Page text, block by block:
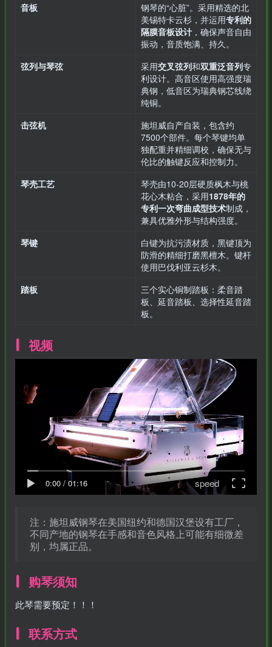
widgets-
雅马
檀木黑
三角钢
指乎
破壁机家用低
1.75L大容量
多功能豆浆料
理榨汁机新款
￥299
团购中
此极AI时间宝
学习管理神器
￥299
YAMAHA雅马
光原木色W系
列顶配旗舰款
￥38700
音板
钢琴的“心脏”。采用精选的北
美锡特卡云杉，并运用专利的
隔膜音板设计 ，确保声音自由
振动，音质饱满、持久。
弦列与琴弦
采用交叉弦列和双重泛音列专
利设计。高音区使用高强度瑞
典钢，低音区为瑞典钢芯线绕
纯铜。
击弦机
施坦威自产自装，包含约
7500个部件。每个琴键均单
独配重并精细调校，确保无与
伦比的触键反应和控制力。
琴壳工艺
琴壳由10-20层硬质枫木与桃
花心木粘合，采用1878年的
专利一次弯曲成型技术制成，
兼具优雅外形与结构强度。
琴键
白键为抗污渍材质，黑键顶为
防滑的精细打磨黑檀木。键杆
使用巴伐利亚云杉木。
踏板
三个实心铜制踏板：柔音踏
板、延音踏板、选择性延音踏
板。
视频
0:00 / 01:16 speed
注：施坦威钢琴在美国纽约和德国汉堡设有工厂，
不同产地的钢琴在手感和音色风格上可能有细微差
别，均属正品。
购琴须知
此琴需要预定！！！
联系方式